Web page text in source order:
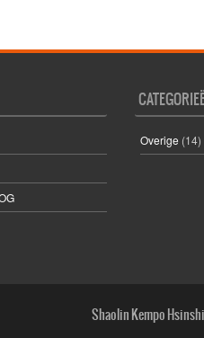
Overige (14)
Shaolin Kempo